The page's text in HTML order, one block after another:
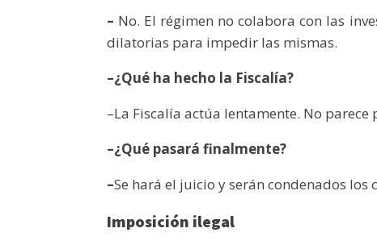
– No. El régimen no colabora con las
dilatorias para impedir las mismas.
–¿Qué ha hecho la Fiscalía?
–La Fiscalía actúa lentamente. No
–¿Qué pasará finalmente?
–Se hará el juicio y serán condenados
Imposición ilegal